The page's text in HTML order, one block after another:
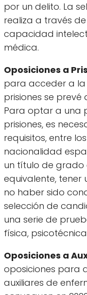
por un delito. La
realiza a través
capacidad
médica.
Oposiciones a
para acceder a
prisiones se prevé
Para optar a una
prisiones, es
requisitos, entre
nacionalidad
un título de grado
equivalente, tener
no haber sido
selección de
una serie de
física,
Oposiciones a
oposiciones para
auxiliares de